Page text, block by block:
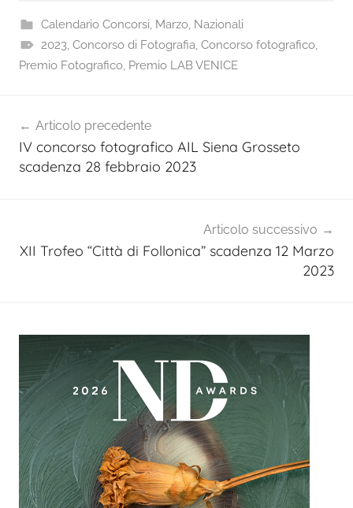
Calendario Concorsi, Marzo, Nazionali
2023, Concorso di Fotografia, Concorso fotografico,
Premio Fotografico, Premio LAB VENICE
articoli
Articolo precedente
IV concorso fotografico AIL Siena Grosseto
scadenza 28 febbraio 2023
Articolo successivo
XII Trofeo “Città di Follonica” scadenza 12 Marzo
2023